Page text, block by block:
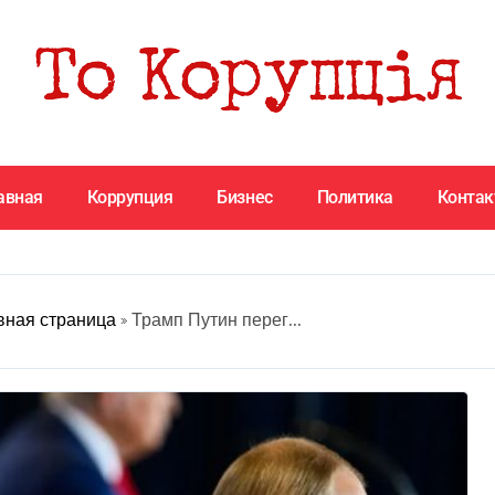
Коррупция Бизнес Политика
страница» Трамп Путин перег...